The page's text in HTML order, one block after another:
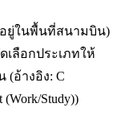
อยู่ในพื้นที่สนามบิน)
เลือกประเภทให้
(อ้างอิง: C
(Work/Study))